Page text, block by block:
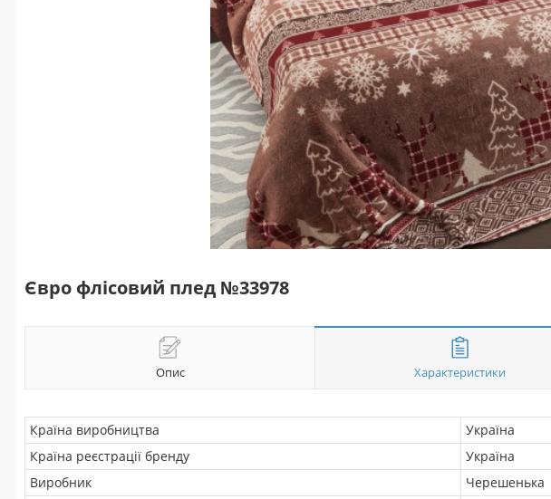
Євро флісовий плед №33978
Опис Характеристики
Країна виробництва
Україна
Країна реєстрації бренду
Україна
Виробник
Черешенька